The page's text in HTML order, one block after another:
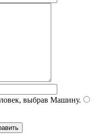
выбрав Машину.